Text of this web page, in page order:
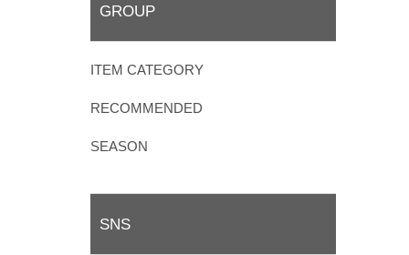
GROUP
ITEM CATEGORY
RECOMMENDED
SEASON
SNS